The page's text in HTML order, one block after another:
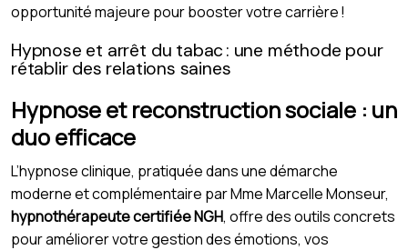
opportunité majeure pour booster votre carrière !
Hypnose et arrêt du tabac : une méthode pour
rétablir des relations saines
Hypnose et reconstruction sociale : un
duo efficace
L’hypnose clinique, pratiquée dans une démarche
moderne et complémentaire par Mme Marcelle Monseur,
hypnothérapeute certifiée NGH, offre des outils concrets
pour améliorer votre gestion des émotions, vos